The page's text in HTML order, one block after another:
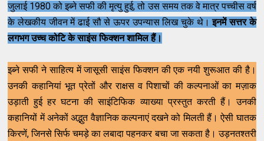
जुलाई 1980 को इब्ने सफी की मृत्यु हुई, तो उस समय तक वे मात्र पच्चीस वर्ष
के लेखकीय जीवन में ढाई सौ से ऊपर उपन्यास लिख चुके थे।इनमें सत्तर के
लगभग उच्च कोटि के साइंस फिक्शन शामिल हैं।
इब्ने सफी ने साहित्य में जासूसी साइंस फिक्शन की एक नयी शुरूआत की है।
उनकी कहानियां भूत प्रेतों और राक्षस व पिशाचों की कल्पनाओं का मज़ाक
उड़ाती हुई हर घटना की साइंटिफिक व्याख्या प्रस्तुत करती हैं। उनकी
कहानियों में अनेकों अद्भुत वैज्ञानिक कल्पनाएं दखने को मिलती हैं। ऐसी घातक
किरणें, जिनसे सिर्फ चमड़े का लबादा पहनकर बचा जा सकता है। उड़नतश्तरी